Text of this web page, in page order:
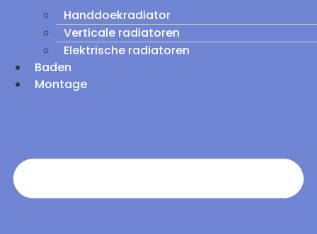
Handdoekradiator
Verticale radiatoren
Elektrische radiatoren
Baden
Montage